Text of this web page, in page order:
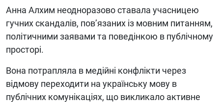
Анна Алхим неодноразово ставала учасницею
гучних скандалів, пов’язаних із мовним питанням,
політичними заявами та поведінкою в публічному
просторі.
Вона потрапляла в медійні конфлікти через
відмову переходити на українську мову в
публічних комунікаціях, що викликало активне